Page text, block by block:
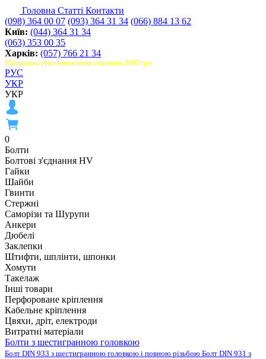
Головна Статті Контакти
(098) 364 00 07 (093) 364 31 34 (066) 884 13 62
Київ: (044) 364 31 34
(063) 353 00 35
Харків: (057) 766 21 34
Мінімальна сума замовлення становить 1000 грн
РУС
УКР
УКР
0
Болти
Болтові з'єднання HV
Гайки
Шайби
Гвинти
Стержні
Саморізи та Шурупи
Анкери
Дюбелі
Заклепки
Штифти, шплінти, шпонки
Хомути
Такелаж
Інші товари
Перфороване кріплення
Кабельне кріплення
Цвяхи, дріт, електроди
Витратні матеріали
Болти з шестигранною головкою
Болт DIN 933 з шестигранною головкою і повною різьбою Болт DIN 931 з